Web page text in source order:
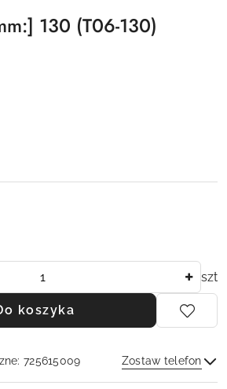
130 (T06-130)
szt
koszyka
725615009 Zostaw telefon